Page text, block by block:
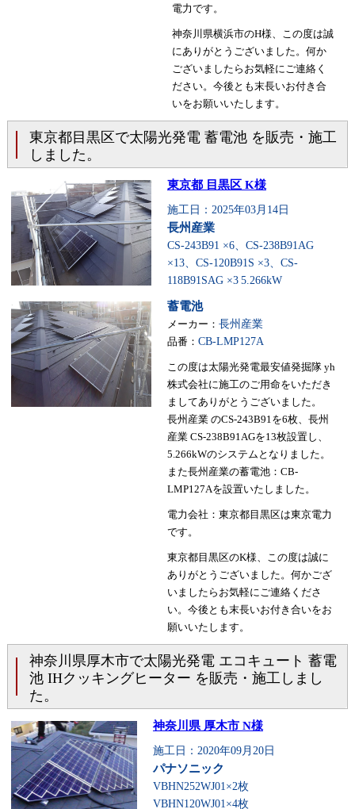
電力です。
神奈川県横浜市のH様、この度は誠
にありがとうございました。何か
ございましたらお気軽にご連絡く
ださい。今後とも末長いお付き合
いをお願いいたします。
東京都目黒区で太陽光発電 蓄電池 を販売・施工
しました。
東京都 目黒区 K様
施工日：2025年03月14日
長州産業
CS-243B91 ×6、CS-238B91AG
×13、CS-120B91S ×3、CS-
118B91SAG ×3 5.266kW
蓄電池
メーカー： 長州産業
品番： CB-LMP127A
この度は太陽光発電最安値発掘隊 yh
株式会社に施工のご用命をいただき
ましてありがとうございました。
長州産業 のCS-243B91を6枚、長州
産業 CS-238B91AGを13枚設置し、
5.266kWのシステムとなりました。
また長州産業の蓄電池：CB-
LMP127Aを設置いたしました。
電力会社：東京都目黒区は東京電力
です。
東京都目黒区のK様、この度は誠に
ありがとうございました。何かござ
いましたらお気軽にご連絡くださ
い。今後とも末長いお付き合いをお
願いいたします。
神奈川県厚木市で太陽光発電 エコキュート 蓄電
池 IHクッキングヒーター を販売・施工しまし
た。
神奈川県 厚木市 N様
施工日：2020年09月20日
パナソニック
VBHN252WJ01×2枚
VBHN120WJ01×4枚